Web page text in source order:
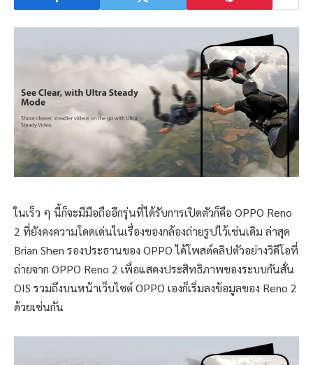
ในเร็ว ๆ นี้ก็จะมีมือถืออีกรุ่นที่ได้รับการเปิดตัวก็คือ OPPO Reno
2 ที่ยังคงความโดดเด่นในเรื่องของกล้องถ่ายรูปไว้เช่นเดิม ล่าสุด
Brian Shen รองประธานของ OPPO ได้โพสต์คลิปตัวอย่างวิดีโอที่
ถ่ายจาก OPPO Reno 2 เพื่อแสดงประสิทธิภาพของระบบกันสั่น
OIS รวมถึงบนหน้าเว็บไซต์ OPPO เองก็เริ่มลงข้อมูลของ Reno 2
ด้วยเช่นกัน